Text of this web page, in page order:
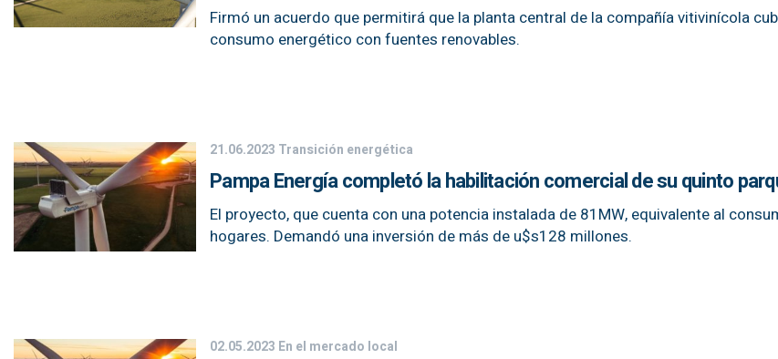
Firmó un acuerdo que permitirá que la planta central de la compañía vitivinícola
consumo energético con fuentes renovables.
21.06.2023 Transición energética
Pampa Energía completó la habilitación comercial de su quinto
El proyecto, que cuenta con una potencia instalada de 81MW, equivalente al
hogares. Demandó una inversión de más de u$s128 millones.
02.05.2023 En el mercado local